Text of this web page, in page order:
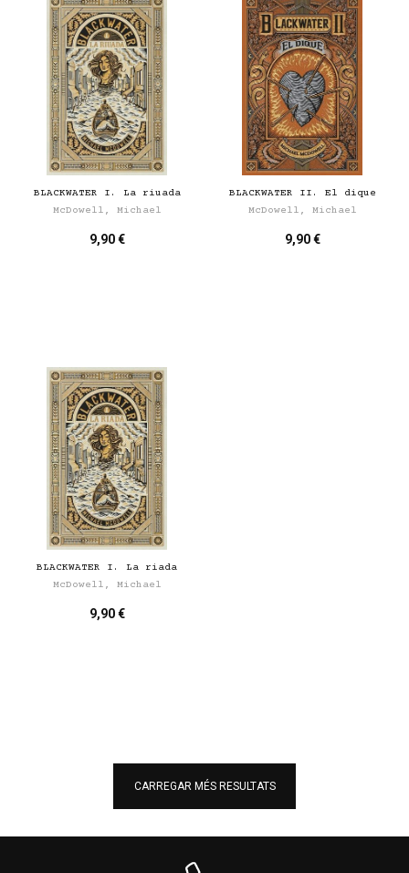
BLACKWATER I. La riuada
McDowell, Michael
9,90 €
BLACKWATER II. El dique
McDowell, Michael
9,90 €
BLACKWATER I. La riada
McDowell, Michael
9,90 €
CARREGAR MÉS RESULTATS